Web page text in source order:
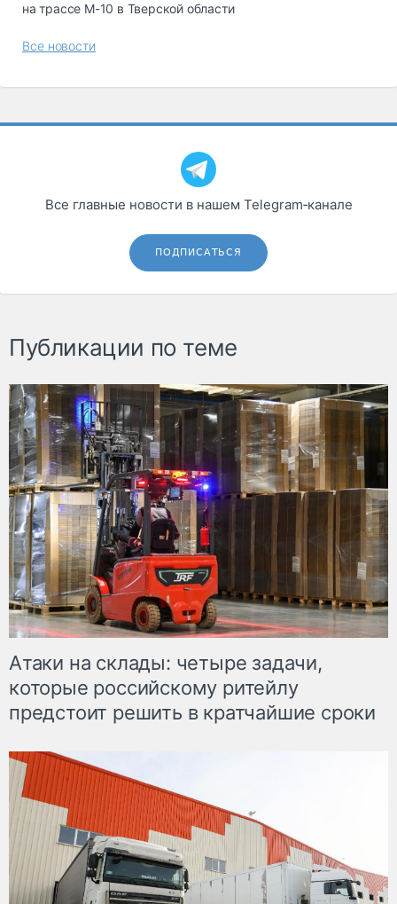
на трассе М-10 в Тверской области
Все новости
Все главные новости в нашем Telegram‑канале
ПОДПИСАТЬСЯ
Публикации по теме
Атаки на склады: четыре задачи,
которые российскому ритейлу
предстоит решить в кратчайшие сроки